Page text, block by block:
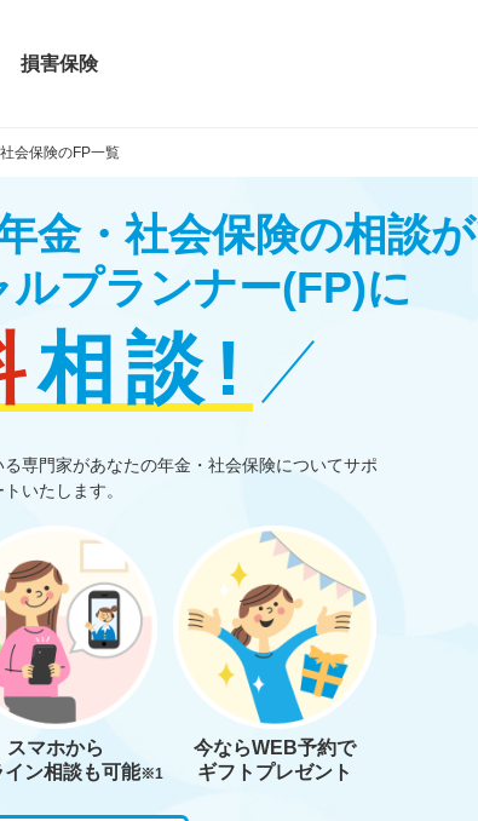
損害保険
会保険のFP一覧
金・社会保険の相談
プランナー(FP)に
相談!
専門家があなたの年金・社会保険についてサポ
トいたします。
スマホから
イン相談も可能※1
今ならWEB予約で
ギフトプレゼント